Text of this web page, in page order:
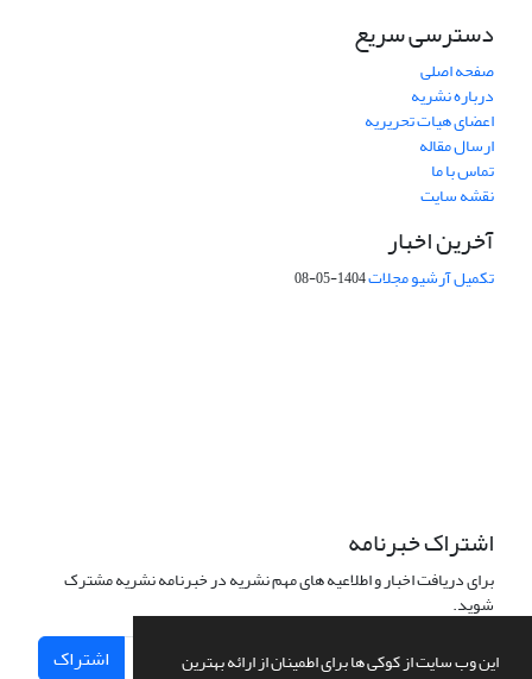
این وب سایت از کوکی ها برای اطمینان از ارائه بهترین
دسترسی سریع
صفحه اصلی
درباره نشریه
اعضای هیات تحریریه
ارسال مقاله
تماس با ما
نقشه سایت
آخرین اخبار
تکمیل آرشیو مجلات1404-05-08
اشتراک خبرنامه
برای دریافت اخبار و اطلاعیه های مهم نشریه در خبرنامه نشریه مشترک
شوید.
اشتراک